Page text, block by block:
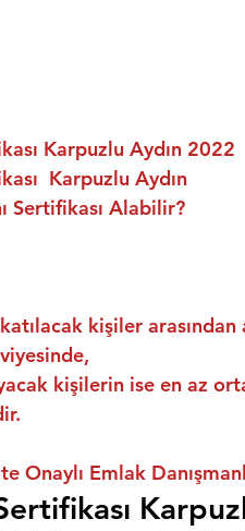
Karpuzlu Aydın 2022
Karpuzlu Aydın
Sertifikası Alabilir?
kişiler
kişilerin ise en az
Onaylı Emlak